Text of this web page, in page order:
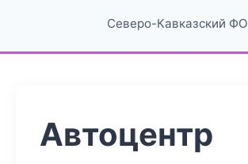
Северо-Кавказский ФО
Автоцентр